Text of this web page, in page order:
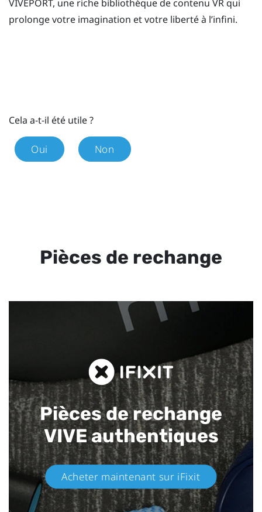
VIVEPORT, une riche bibliothèque de contenu VR qui
prolonge votre imagination et votre liberté à l’infini.
Cela a-t-il été utile ?
Oui Non
Pièces de rechange
Pièces de rechange
VIVE authentiques​
Acheter maintenant sur iFixit​